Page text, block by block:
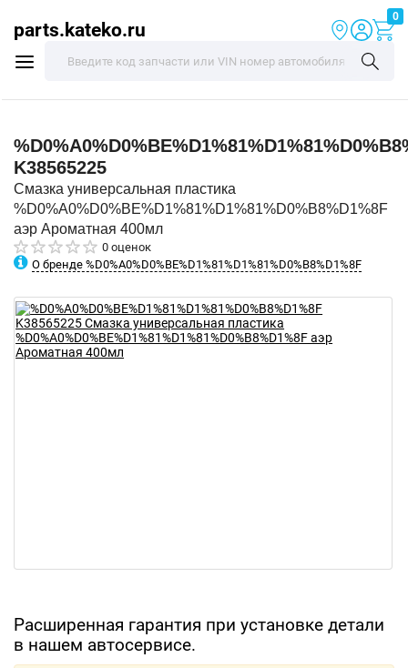
parts.kateko.ru
0
K38565225
Смазка универсальная пластика
%D0%A0%D0%BE%D1%81%D1%81%D0%B8%D1%8F
аэр Ароматная 400мл
0 оценок
О бренде %D0%A0%D0%BE%D1%81%D1%81%D0%B8%D1%8F
Расширенная гарантия при установке детали
в нашем автосервисе.